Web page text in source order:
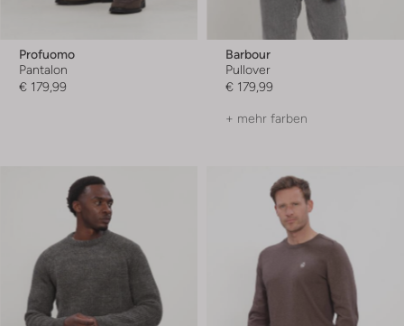
Profuomo
Pantalon
€ 179,99
Barbour
Pullover
€ 179,99
+ mehr farben